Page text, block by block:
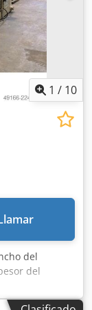
1 / 10
del
del
bobina: 470 -
mm Sección